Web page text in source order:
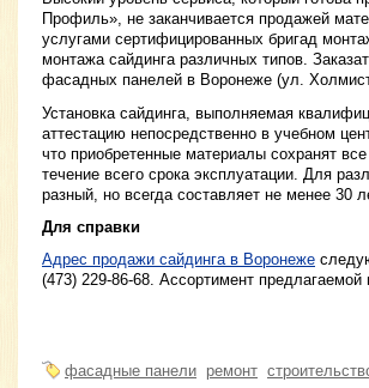
Профиль», не заканчивается продажей
услугами сертифицированных бригад
монтажа сайдинга различных типов.
фасадных панелей в Воронеже (ул.
Установка сайдинга, выполняемая
аттестацию непосредственно в учебном
что приобретенные материалы сохранят
течение всего срока эксплуатации. Для
разный, но всегда составляет не менее 30
Для справки
Адрес продажи сайдинга в Воронеже
(473) 229-86-68. Ассортимент
фасадные панели ремонт